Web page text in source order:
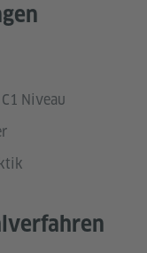
Niveau